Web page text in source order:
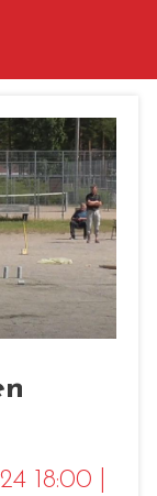
18:00